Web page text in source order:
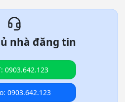
nhà đăng tin
0903.642.123
0903.642.123